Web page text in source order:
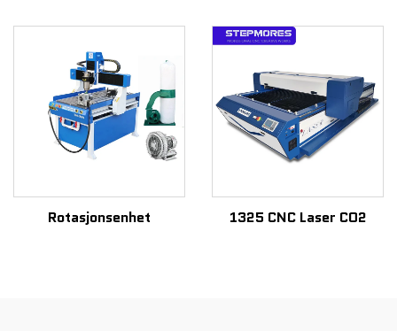
Rotasjonsenhet 1325 CNC Laser CO2